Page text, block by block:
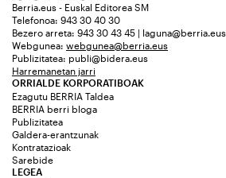
Berria.eus - Euskal Editorea SM
Telefonoa: 943 30 40 30
Bezero arreta: 943 30 43 45 | laguna@berria.eus
Webgunea: webgunea@berria.eus
Publizitatea: publi@bidera.eus
Harremanetan jarri
ORRIALDE KORPORATIBOAK
Ezagutu BERRIA Taldea
BERRIA berri bloga
Publizitatea
Galdera-erantzunak
Kontratazioak
Sarebide
LEGEA